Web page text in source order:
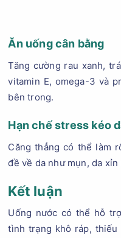
Ăn uống cân bằng
Tăng cường rau xanh,
vitamin E, omega-3 và
bên trong.
Hạn chế stress kéo
Căng thẳng có thể làm
đề về da như mụn, da
Kết luận
Uống nước có thể hỗ
tình trạng khô ráp,